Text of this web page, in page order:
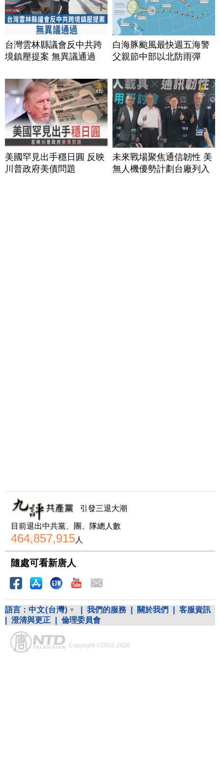
台灣雲林縣議會反中共跨
境鎮壓提案 無異議通過
白海豚颱風最快週五海警
父親節中部以北防雨彈
美國罕見出手穩日圓 反映
川普政府美債問題
未來戰場聚焦通信韌性 美
無人機優勢計劃台廠列入
引發三退大潮
目前退出中共黨、團、隊總人數
464,857,915人
隨處可看新唐人
語言： 中文(台灣) 我們的服務 關於我們
客服資訊
澄清與更正 倫理委員會
Copyright ©2002-2026